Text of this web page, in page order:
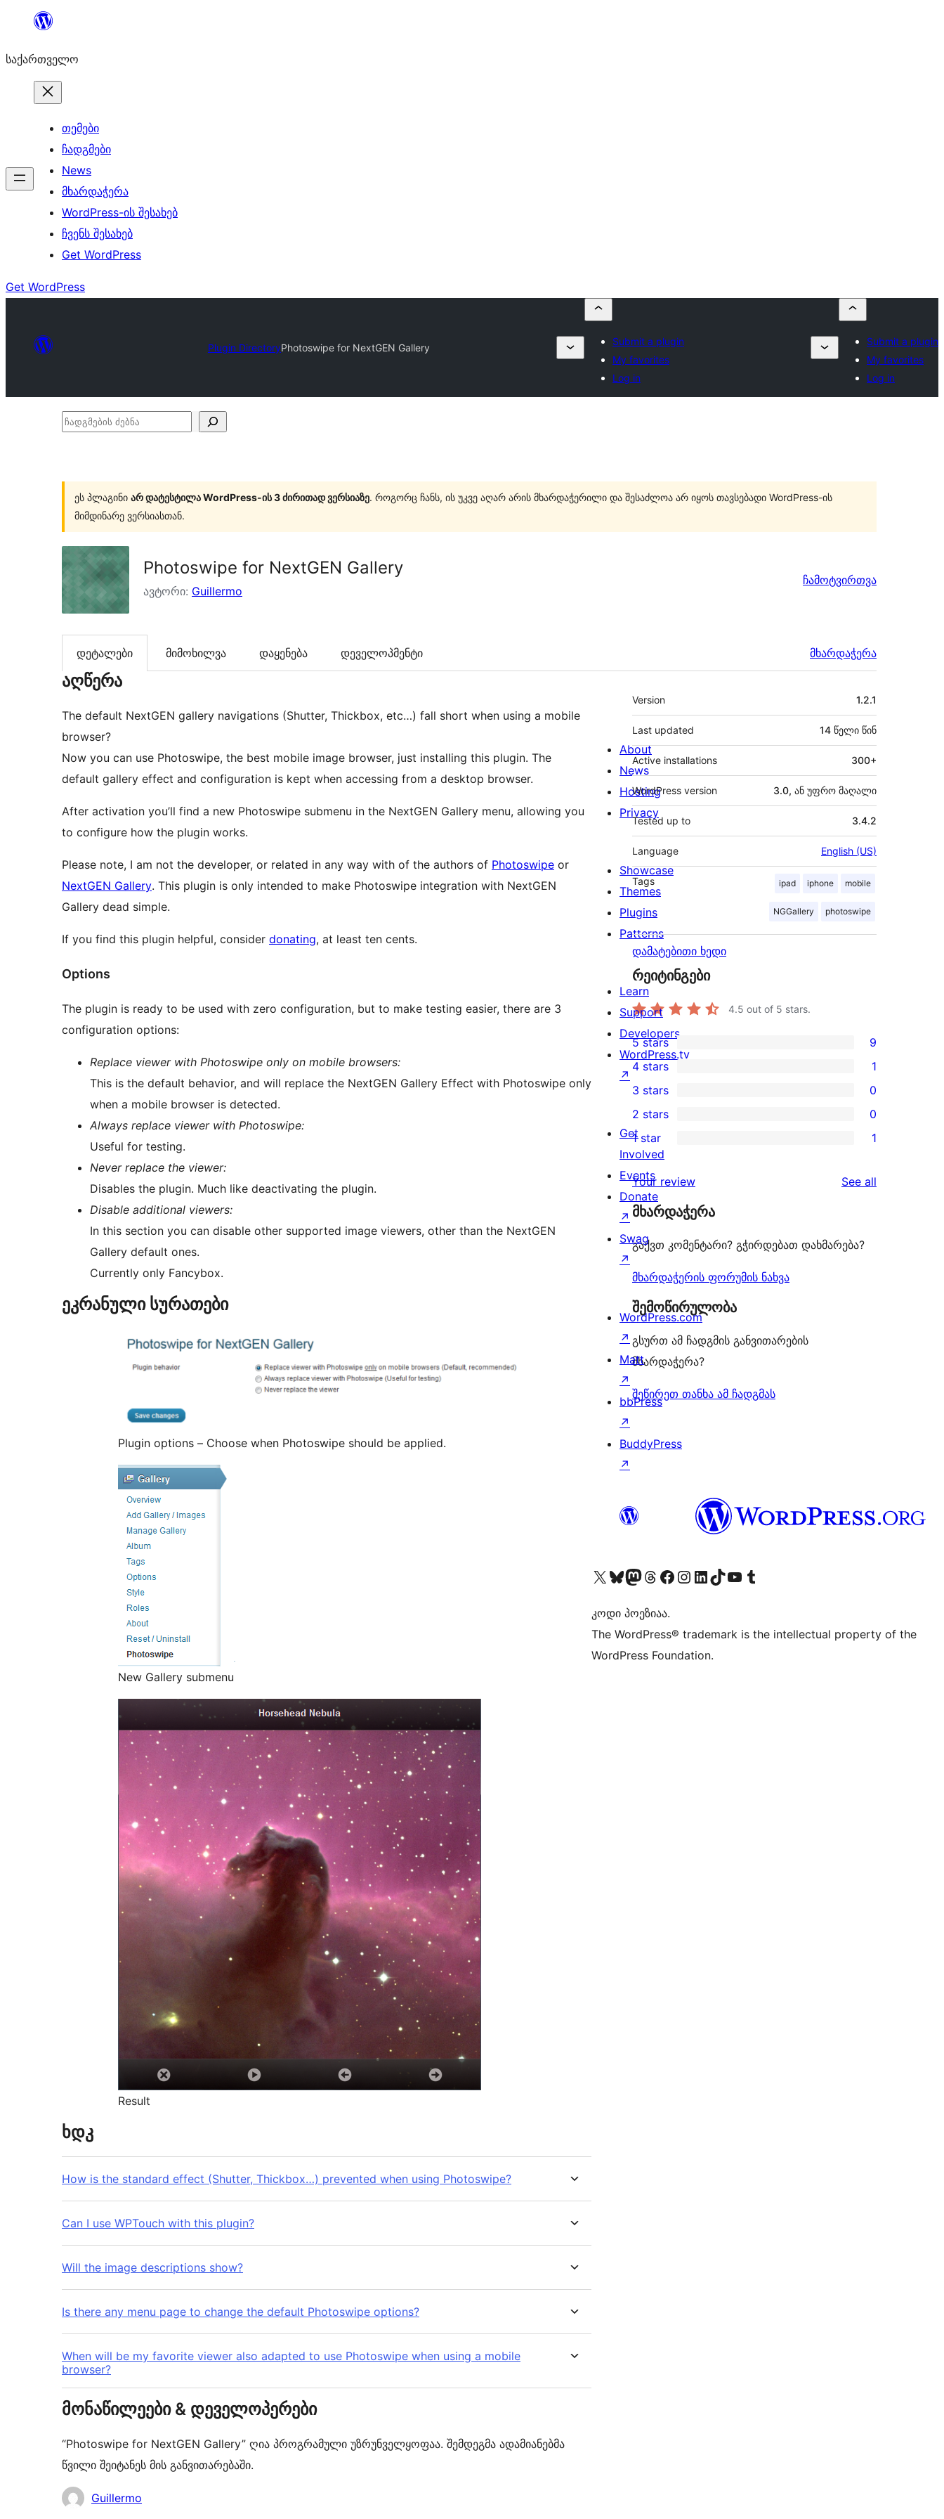
შიგთავსზე
საქართველო
თემები
ჩადგმები
News
მხარდაჭერა
WordPress-ის შესახებ
ჩვენს შესახებ
Get WordPress
Get WordPress
Plugin DirectoryPhotoswipe for NextGEN Gallery
Submit a plugin
My favorites
Log in
Submit a plugin
My favorites
Log in
ჩადგმების
ეს პლაგინი არ დატესტილა WordPress-ის 3 ძირითად ვერსიაზე. როგორც ჩანს, ის უკვე აღარ არის მხარდაჭერილი და შესაძლოა არ იყოს თავსებადი WordPress-ის
მიმდინარე ვერსიასთან.
Photoswipe for NextGEN Gallery
ავტორი: Guillermo
ჩამოტვირთვა
დეტალები მიმოხილვა დაყენება დეველოპმენტი მხარდაჭერა
აღწერა
The default NextGEN gallery navigations (Shutter, Thickbox, etc…) fall short when using a mobile
browser?
Now you can use Photoswipe, the best mobile image browser, just installing this plugin. The
default gallery effect and configuration is kept when accessing from a desktop browser.
After activation you’ll find a new Photoswipe submenu in the NextGEN Gallery menu, allowing you
to configure how the plugin works.
Please note, I am not the developer, or related in any way with of the authors of Photoswipe or
NextGEN Gallery. This plugin is only intended to make Photoswipe integration with NextGEN
Gallery dead simple.
If you find this plugin helpful, consider donating, at least ten cents.
Options
The plugin is ready to be used with zero configuration, but to make testing easier, there are 3
configuration options:
Replace viewer with Photoswipe only on mobile browsers:
This is the default behavior, and will replace the NextGEN Gallery Effect with Photoswipe only
when a mobile browser is detected.
Always replace viewer with Photoswipe:
Useful for testing.
Never replace the viewer:
Disables the plugin. Much like deactivating the plugin.
Disable additional viewers:
In this section you can disable other supported image viewers, other than the NextGEN
Gallery default ones.
Currently only Fancybox.
ეკრანული სურათები
Plugin options – Choose when Photoswipe should be applied.
New Gallery submenu
Result
ხდკ
How is the standard effect (Shutter, Thickbox…) prevented when using Photoswipe?
Can I use WPTouch with this plugin?
Will the image descriptions show?
Is there any menu page to change the default Photoswipe options?
When will be my favorite viewer also adapted to use Photoswipe when using a mobile
browser?
მონაწილეები & დეველოპერები
“Photoswipe for NextGEN Gallery” ღია პროგრამული უზრუნველყოფაა. შემდეგმა ადამიანებმა
წვილი შეიტანეს მის განვითარებაში.
მონაწილეები
Guillermo
მეტა
Version 1.2.1
Last updated 14 წელი წინ
Active installations 300+
WordPress version 3.0, ან უფრო მაღალი
Tested up to 3.4.2
Language English (US)
Tags ipad iphone mobile
NGGallery photoswipe
დამატებითი ხედი
რეიტინგები
4.5 out of 5 stars.
9
5-
star
reviews
5 stars 9
4-
star
review
4 stars 1
0
3-
star
reviews
3 stars 0
2-
reviews
2 stars 0
star
review
1 star 1
Your review See all
მხარდაჭერა
გაქვთ კომენტარი? გჭირდებათ დახმარება?
მხარდაჭერის ფორუმის ნახვა
შემოწირულობა
გსურთ ამ ჩადგმის განვითარების
მხარდაჭერა?
შეწირეთ თანხა ამ ჩადგმას
About
News
Hosting
Privacy
Showcase
Themes
Plugins
Patterns
Learn
Support
Developers
WordPress.tv
↗
Get
Involved
Events
Donate
↗
Swag
↗
WordPress.com
↗
Matt
↗
bbPress
↗
BuddyPress
↗
Visit our X (formerly Twitter) account
Visit our Bluesky account
Visit our Mastodon account
Visit our Threads account
Visit our Facebook page
Visit our Instagram account
Visit our LinkedIn account
Visit our TikTok account
Visit our YouTube channel
Visit our Tumblr account
კოდი პოეზიაა.
The WordPress® trademark is the intellectual property of the
WordPress Foundation.